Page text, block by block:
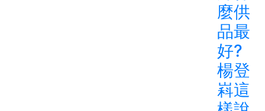
麼供
品最
好?
楊登
嵙這